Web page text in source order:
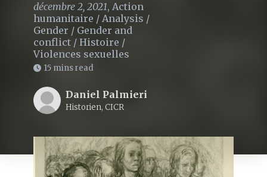
décembre 2, 2021, Action
humanitaire / Analysis /
Gender / Gender and
conflict / Histoire /
Violences sexuelles
15 mins read
Daniel Palmieri
Historien, CICR